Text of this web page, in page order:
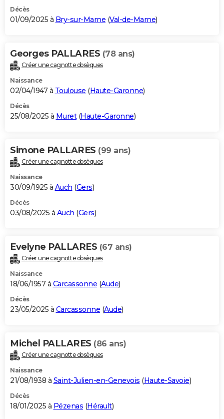
Décès
01/09/2025 à Bry-sur-Marne (Val-de-Marne)
Georges PALLARES (78 ans)
Créer une cagnotte obsèques
Naissance
02/04/1947 à Toulouse (Haute-Garonne)
Décès
25/08/2025 à Muret(Haute-Garonne)
Simone PALLARES (99 ans)
Créer une cagnotte obsèques
Naissance
30/09/1925 à Auch (Gers)
Décès
03/08/2025 à Auch (Gers)
Evelyne PALLARES (67 ans)
Créer une cagnotte obsèques
Naissance
18/06/1957 à Carcassonne (Aude)
Décès
23/05/2025 à Carcassonne (Aude)
Michel PALLARES (86 ans)
Créer une cagnotte obsèques
Naissance
21/08/1938 à Saint-Julien-en-Genevois (Haute-Savoie)
Décès
18/01/2025 à Pézenas (Hérault)